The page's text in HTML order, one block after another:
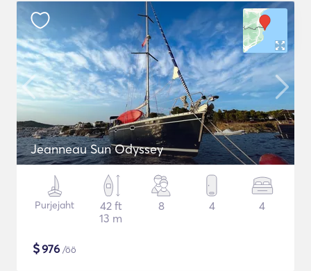
Jeanneau Sun Odyssey
Purjejaht
42 ft
13 m
8 4 4
$976 /öö